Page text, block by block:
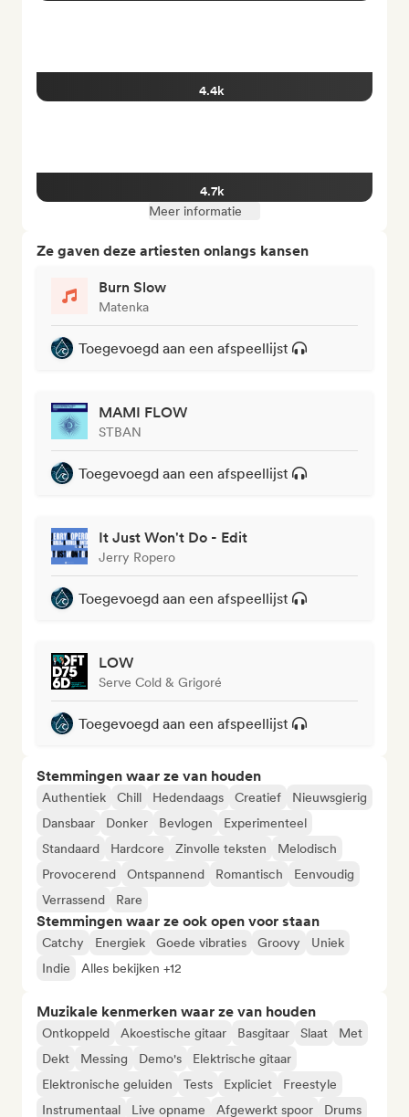
4.4k
4.7k
Meer informatie
Ze gaven deze artiesten onlangs kansen
Burn Slow
Matenka
Toegevoegd aan een afspeellijst
MAMI FLOW
STBAN
Toegevoegd aan een afspeellijst
It Just Won't Do - Edit
Jerry Ropero
Toegevoegd aan een afspeellijst
LOW
Serve Cold & Grigoré
Toegevoegd aan een afspeellijst
Stemmingen waar ze van houden
Authentiek Chill Hedendaags Creatief
Nieuwsgierig
Dansbaar
Donker Bevlogen
Experimenteel
Standaard
Hardcore Zinvolle teksten
Melodisch
Provocerend
Ontspannend Romantisch
Eenvoudig
Verrassend
Rare
Stemmingen waar ze ook open voor staan
Catchy Energiek Goede vibraties Groovy
Uniek
Indie
Alles bekijken +12
Muzikale kenmerken waar ze van houden
Ontkoppeld Akoestische gitaar Basgitaar Slaat
Met
Dekt
Messing Demo's
Elektrische gitaar
Elektronische geluiden
Tests Expliciet
Freestyle
Instrumentaal
Live opname Afgewerkt spoor Drums